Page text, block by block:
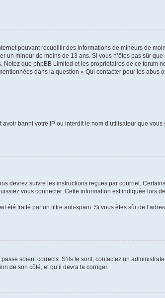
pouvant recueillir des informations de mineurs de
mineur de moins de 13 ans. Si vous n’êtes pas sûr
que phpBB Limited et les propriétaires de ce forum
dans la question « Qui contacter pour les abus
banni votre IP ou interdit le nom d’utilisateur que
devrez suivre les instructions reçues par courriel.
vous connecter. Cette information est indiquée lors
traité par un filtre anti-spam. Si vous êtes sûr de
soient corrects. S’ils le sont, contactez un
de son côté, et qu’il devra la corriger.